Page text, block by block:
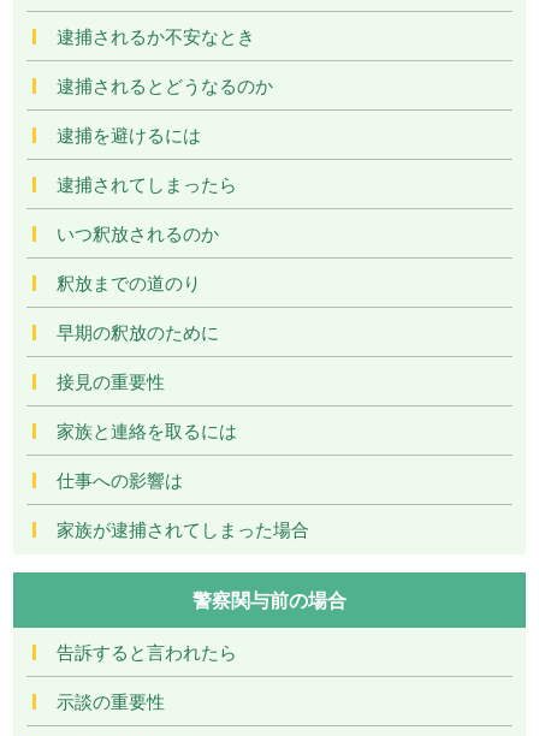
逮捕されるか不安なとき
逮捕されるとどうなるのか
逮捕を避けるには
逮捕されてしまったら
いつ釈放されるのか
釈放までの道のり
早期の釈放のために
接見の重要性
家族と連絡を取るには
仕事への影響は
家族が逮捕されてしまった場合
警察関与前の場合
告訴すると言われたら
示談の重要性